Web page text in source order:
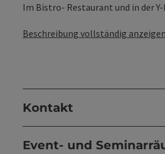
Im Bistro- Restaurant und in der Y-
Beschreibung vollständig anzeigen
Kontakt
Event- und